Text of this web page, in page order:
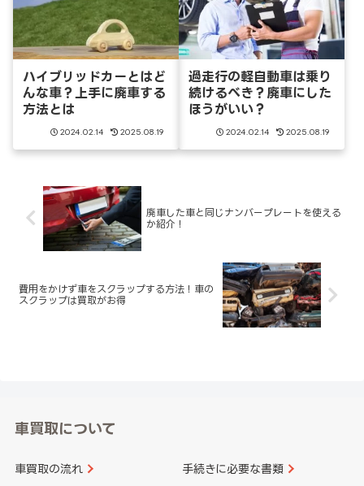
ハイブリッドカーとはど
んな車？上手に廃車する
方法とは
2024.02.14 2025.08.19
過走行の軽自動車は乗り
続けるべき？廃車にした
ほうがいい？
2024.02.14 2025.08.19
廃車した車と同じナンバープレートを使える
か紹介！
費用をかけず車をスクラップする方法！車の
スクラップは買取がお得
車買取について
車買取の流れ 手続きに必要な書類